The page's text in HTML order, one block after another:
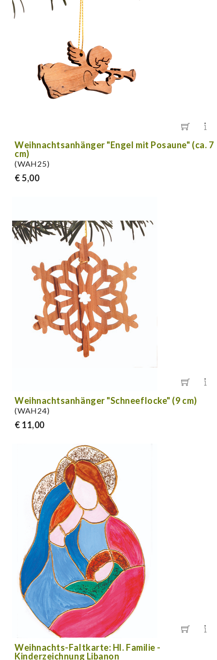
Weihnachtsanhänger "Engel mit Posaune" (ca. 7
cm)
(WAH25)
€ 5,00
Weihnachtsanhänger "Schneeflocke" (9 cm)
(WAH24)
€ 11,00
Weihnachts-Faltkarte: Hl. Familie -
Kinderzeichnung Libanon